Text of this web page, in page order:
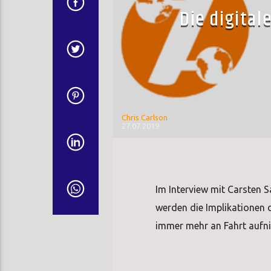
Die
Chris Carlson
Im Interview mit Carsten
werden die Implikationen
immer mehr an Fahrt